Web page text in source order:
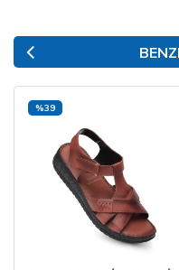
%39